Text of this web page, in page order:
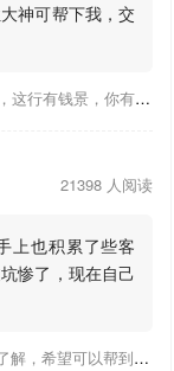
神可帮下我，交
老哥，你情况与2年前的我很相似，现在也转推广，这行有钱景，你有基础上手会比较快，不必担心。至于学竞价还是信息流哪个好，我是信息流广告入手，现在迷上靠谱推关注大神们的营销推广干货。有空你也可多泡下这站，真能学到不少东西；希望可以帮到你！
21398 人阅读
上也积累了些客
惨了，现在自己
，希望可以帮到你！